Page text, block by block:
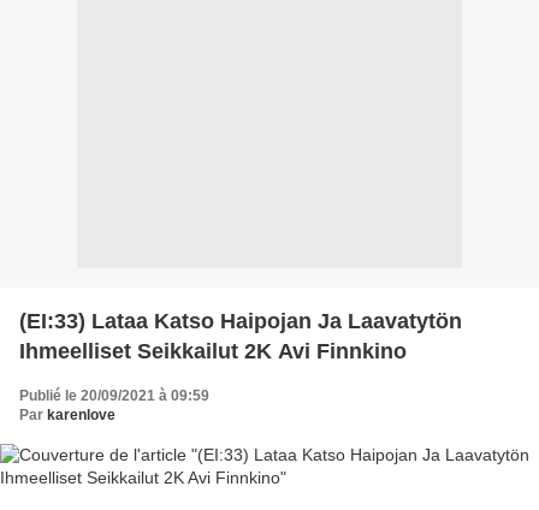
(EI:33) Lataa Katso Haipojan Ja Laavatytön
Ihmeelliset Seikkailut 2K Avi Finnkino
Publié le 20/09/2021 à 09:59
Par karenlove